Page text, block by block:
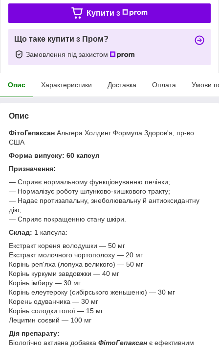
Купити з
Що таке купити з Пром?
Замовлення під захистом
Опис Характеристики Доставка Оплата Умови
Опис
ФітоГепаксан Альтера Холдинг Формула Здоров'я, пр-во
США
Форма випуску: 60 капсул
Призначення:
— Сприяє нормальному функціонуванню печінки;
— Нормалізує роботу шлунково-кишкового тракту;
— Надає протизапальну, знеболювальну й антиоксидантну
дію;
— Сприяє покращенню стану шкіри.
Склад: 1 капсула:
Екстракт кореня володушки — 50 мг
Екстракт молочного чортополоху — 20 мг
Корінь реп'яха (лопуха великого) — 50 мг
Корінь куркуми завдовжки — 40 мг
Корінь імбиру — 30 мг
Корінь елеутероку (сибірського женьшеню) — 30 мг
Корень одуванчика — 30 мг
Корінь солодки голої — 15 мг
Лецитин соєвий — 100 мг
Дія препарату:
Біологічно активна добавка ФітоГепаксан є ефективним